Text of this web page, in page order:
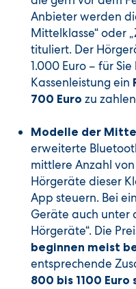
Anbieter werden
Mittelklasse“ oder
tituliert. Der
1.000 Euro – für
Kassenleistung ein
700 Euro zu
Modelle der
erweiterte
mittlere Anzahl
Hörgeräte dieser
App steuern. Bei
Geräte auch unter
Hörgeräte“. Die
beginnen meist
entsprechende
800 bis 1100 Euro